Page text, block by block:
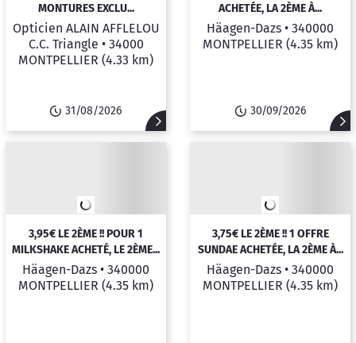
MONTURES EXCLU...
Opticien ALAIN AFFLELOU
C.C. Triangle • 34000
MONTPELLIER (4.33 km)
31/08/2026
ACHETÉE, LA 2ÈME À...
Häagen-Dazs • 340000
MONTPELLIER (4.35 km)
30/09/2026
3,95€ LE 2ÈME !! POUR 1
MILKSHAKE ACHETÉ, LE 2ÈME...
Häagen-Dazs • 340000
MONTPELLIER (4.35 km)
3,75€ LE 2ÈME !! 1 OFFRE
SUNDAE ACHETÉE, LA 2ÈME À...
Häagen-Dazs • 340000
MONTPELLIER (4.35 km)